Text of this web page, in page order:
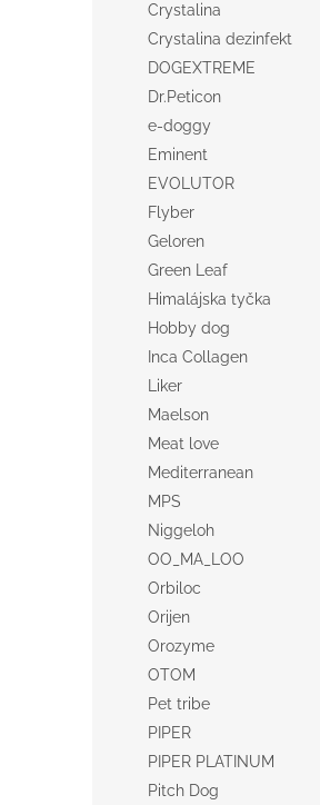
Crystalina
Crystalina dezinfekt
DOGEXTREME
Dr.Peticon
e-doggy
Eminent
EVOLUTOR
Flyber
Geloren
Green Leaf
Himalájska tyčka
Hobby dog
Inca Collagen
Liker
Maelson
Meat love
Mediterranean
MPS
Niggeloh
OO_MA_LOO
Orbiloc
Orijen
Orozyme
OTOM
Pet tribe
PIPER
PIPER PLATINUM
Pitch Dog